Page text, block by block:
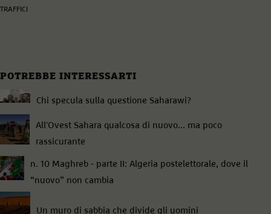
TRAFFICI
POTREBBE INTERESSARTI
Chi specula sulla questione Saharawi?
All'Ovest Sahara qualcosa di nuovo... ma poco
rassicurante
n. 10 Maghreb - parte II: Algeria postelettorale, dove il
“nuovo” non cambia
Un muro di sabbia che divide gli uomini